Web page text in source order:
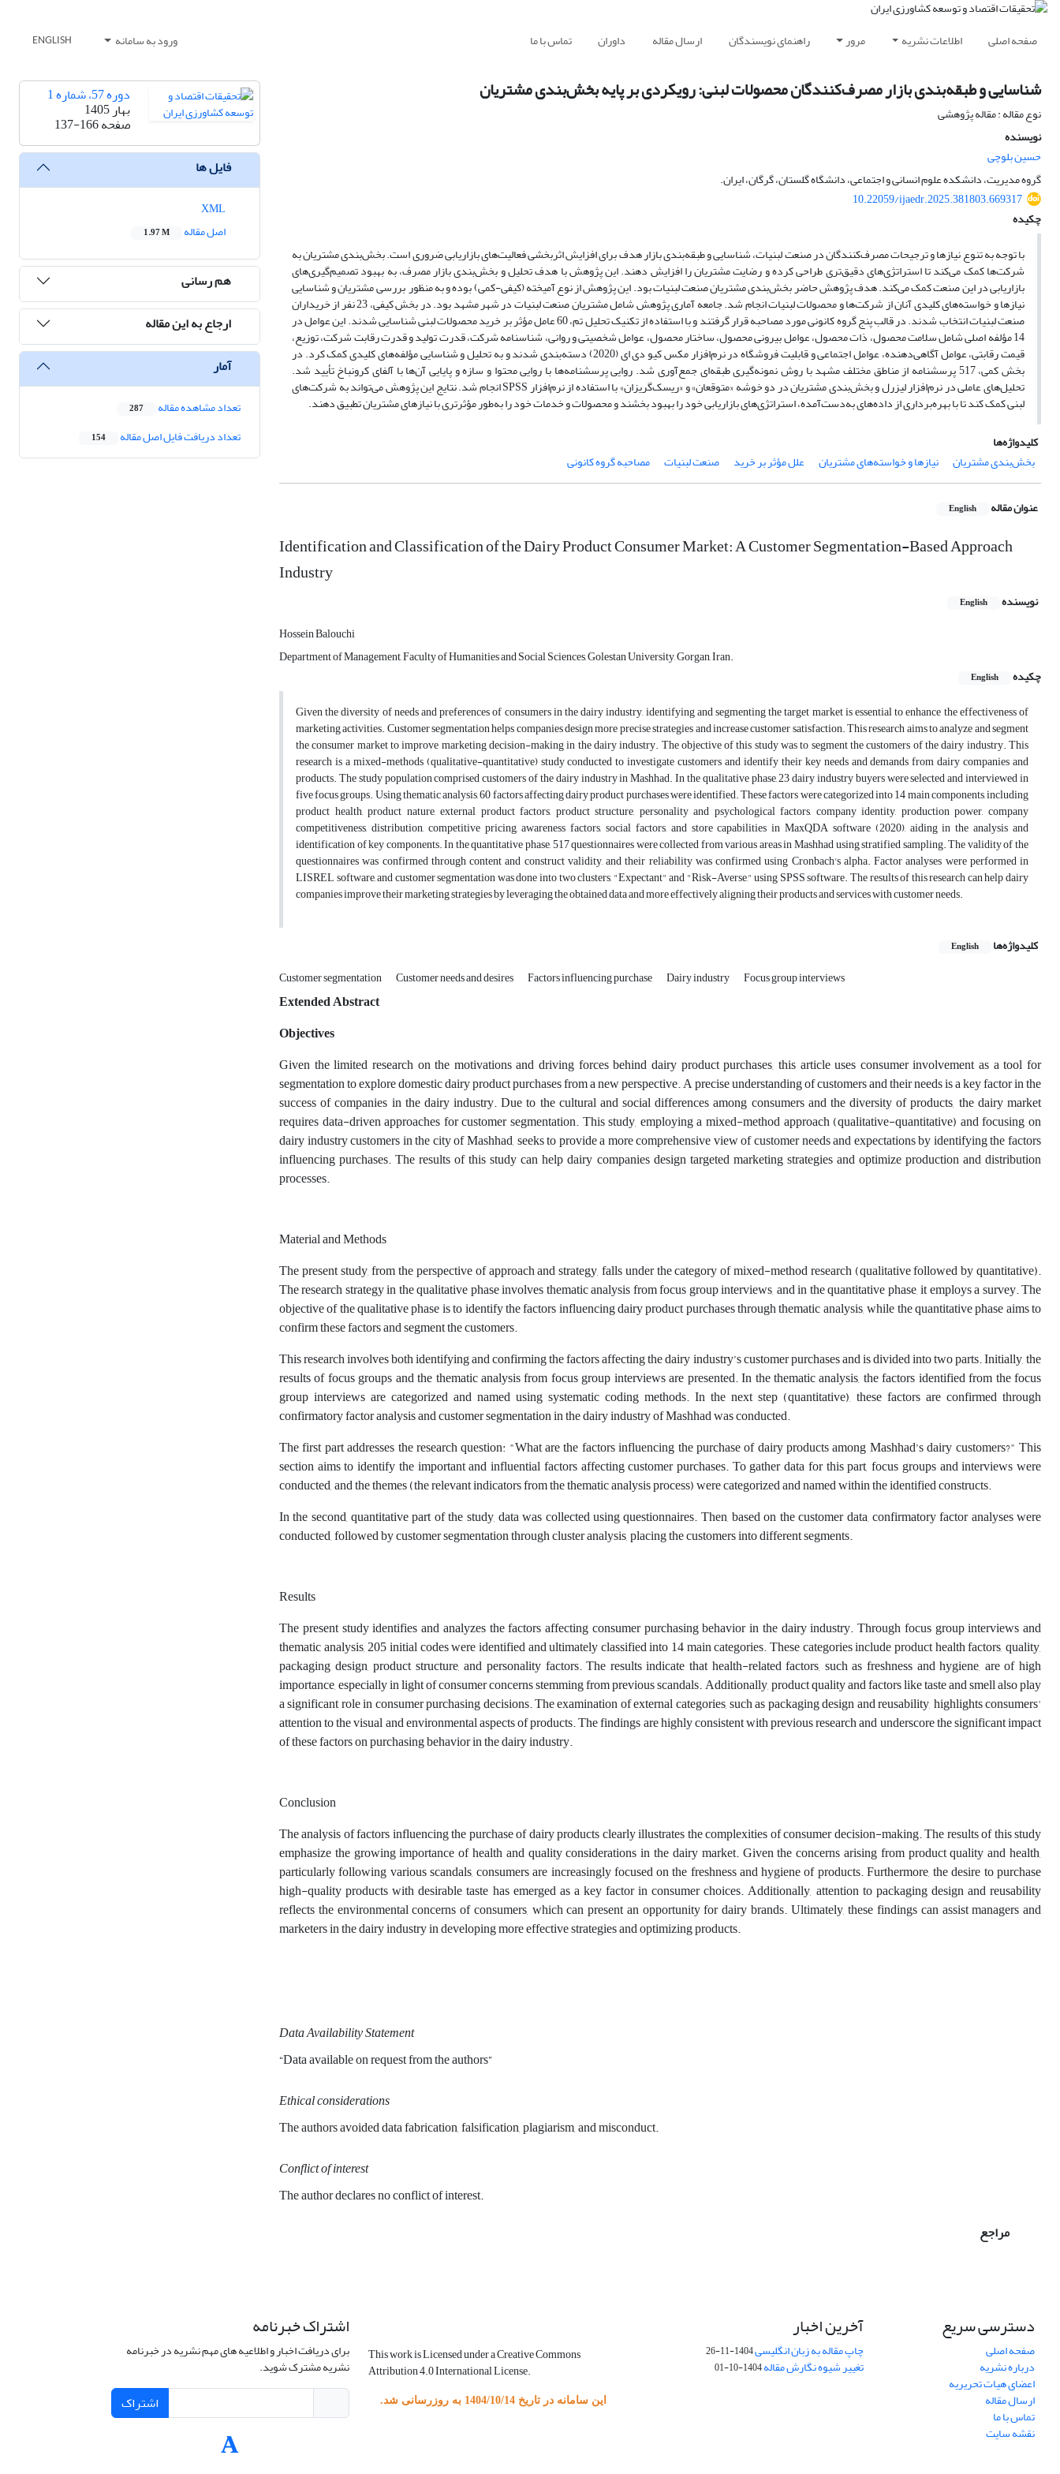
صفحه اصلی اطلاعات نشریه مرور راهنمای نویسندگان ارسال مقاله داوران تماس با ما ورود به سامانه ENGLISH
شناسایی و طبقه‌بندی بازار مصرف‌کنندگان محصولات لبنی: رویکردی بر پایه بخش‌بندی مشتریان
نوع مقاله : مقاله پژوهشی
نویسنده
حسین بلوچی
گروه مدیریت، دانشکده علوم انسانی و اجتماعی، دانشگاه گلستان، گرگان، ایران.
10.22059/ijaedr.2025.381803.669317
چکیده
با توجه به تنوع نیازها و ترجیحات مصرف‌کنندگان در صنعت لبنیات، شناسایی و طبقه‌بندی بازار هدف برای افزایش اثربخشی فعالیت‌های بازاریابی ضروری است. بخش‌بندی مشتریان به
شرکت‌ها کمک می‌کند تا استراتژی‌های دقیق‌تری طراحی کرده و رضایت مشتریان را افزایش دهند. این پژوهش با هدف تحلیل و بخش‌بندی بازار مصرف، به بهبود تصمیم‌گیری‌های
بازاریابی در این صنعت کمک می‌کند. هدف پژوهش حاضر بخش‌بندی مشتریان صنعت لبنیات بود. این پژوهش از نوع آمیخته (کیفی-کمی) بوده و به منظور بررسی مشتریان و شناسایی
نیازها و خواسته‌های کلیدی آنان از شرکت‌ها و محصولات لبنیات انجام شد. جامعه آماری پژوهش شامل مشتریان صنعت لبنیات در شهر مشهد بود. در بخش کیفی، 23 نفر از خریداران
صنعت لبنیات انتخاب شدند. در قالب پنج گروه کانونی مورد مصاحبه قرار گرفتند و با استفاده از تکنیک تحلیل تم، 60 عامل مؤثر بر خرید محصولات لبنی شناسایی شدند. این عوامل در
14 مؤلفه اصلی شامل سلامت محصول، ذات محصول، عوامل بیرونی محصول، ساختار محصول، عوامل شخصیتی و روانی، شناسنامه شرکت، قدرت تولید و قدرت رقابت شرکت، توزیع،
قیمت رقابتی، عوامل آگاهی‌دهنده، عوامل اجتماعی و قابلیت فروشگاه در نرم‌افزار مکس کیو دی ای (2020) دسته‌بندی شدند و به تحلیل و شناسایی مؤلفه‌های کلیدی کمک کرد. در
بخش کمی، 517 پرسشنامه از مناطق مختلف مشهد با روش نمونه‌گیری طبقه‌ای جمع‌آوری شد. روایی پرسشنامه‌ها با روایی محتوا و سازه و پایایی آن‌ها با آلفای کرونباخ تأیید شد.
تحلیل‌های عاملی در نرم‌افزار لیزرل و بخش‌بندی مشتریان در دو خوشه «متوقعان» و «ریسک‌گریزان» با استفاده از نرم‌افزار SPSS انجام شد. نتایج این پژوهش می‌تواند به شرکت‌های
لبنی کمک کند تا با بهره‌برداری از داده‌های به‌دست‌آمده، استراتژی‌های بازاریابی خود را بهبود بخشند و محصولات و خدمات خود را به‌طور مؤثرتری با نیازهای مشتریان تطبیق دهند.
کلیدواژه‌ها
بخش‌بندی مشتریان
نیازها و خواسته‌های مشتریان علل مؤثر بر خرید صنعت لبنیات مصاحبه گروه کانونی
عنوان مقاله English
Identification and Classification of the Dairy Product Consumer Market: A Customer Segmentation-Based Approach
Industry
نویسنده English
Hossein Balouchi
Department of Management, Faculty of Humanities and Social Sciences, Golestan University, Gorgan, Iran.
چکیده
English
Given the diversity of needs and preferences of consumers in the dairy industry, identifying and segmenting the target market is essential to enhance the effectiveness of
marketing activities. Customer segmentation helps companies design more precise strategies and increase customer satisfaction. This research aims to analyze and segment
the consumer market to improve marketing decision-making in the dairy industry. The objective of this study was to segment the customers of the dairy industry. This
research is a mixed-methods (qualitative-quantitative) study conducted to investigate customers and identify their key needs and demands from dairy companies and
products. The study population comprised customers of the dairy industry in Mashhad. In the qualitative phase, 23 dairy industry buyers were selected and interviewed in
five focus groups. Using thematic analysis, 60 factors affecting dairy product purchases were identified. These factors were categorized into 14 main components, including
product health, product nature, external product factors, product structure, personality and psychological factors, company identity, production power, company
competitiveness, distribution, competitive pricing, awareness factors, social factors, and store capabilities in MaxQDA software (2020), aiding in the analysis and
identification of key components. In the quantitative phase, 517 questionnaires were collected from various areas in Mashhad using stratified sampling. The validity of the
questionnaires was confirmed through content and construct validity, and their reliability was confirmed using Cronbach's alpha. Factor analyses were performed in
LISREL software, and customer segmentation was done into two clusters, "Expectant" and "Risk-Averse," using SPSS software. The results of this research can help dairy
companies improve their marketing strategies by leveraging the obtained data and more effectively aligning their products and services with customer needs.
کلیدواژه‌ها English
Customer segmentation Customer needs and desires Factors influencing purchase Dairy industry Focus group interviews
Extended Abstract
Objectives
Given the limited research on the motivations and driving forces behind dairy product purchases, this article uses consumer involvement as a tool for
segmentation to explore domestic dairy product purchases from a new perspective. A precise understanding of customers and their needs is a key factor in the
success of companies in the dairy industry. Due to the cultural and social differences among consumers and the diversity of products, the dairy market
requires data-driven approaches for customer segmentation. This study, employing a mixed-method approach (qualitative-quantitative) and focusing on
dairy industry customers in the city of Mashhad, seeks to provide a more comprehensive view of customer needs and expectations by identifying the factors
influencing purchases. The results of this study can help dairy companies design targeted marketing strategies and optimize production and distribution
processes.
Material and Methods
The present study, from the perspective of approach and strategy, falls under the category of mixed-method research (qualitative followed by quantitative).
The research strategy in the qualitative phase involves thematic analysis from focus group interviews, and in the quantitative phase, it employs a survey. The
objective of the qualitative phase is to identify the factors influencing dairy product purchases through thematic analysis, while the quantitative phase aims to
confirm these factors and segment the customers.
This research involves both identifying and confirming the factors affecting the dairy industry’s customer purchases and is divided into two parts. Initially, the
results of focus groups and the thematic analysis from focus group interviews are presented. In the thematic analysis, the factors identified from the focus
group interviews are categorized and named using systematic coding methods. In the next step (quantitative), these factors are confirmed through
confirmatory factor analysis and customer segmentation in the dairy industry of Mashhad was conducted.
The first part addresses the research question: "What are the factors influencing the purchase of dairy products among Mashhad’s dairy customers?" This
section aims to identify the important and influential factors affecting customer purchases. To gather data for this part, focus groups and interviews were
conducted, and the themes (the relevant indicators from the thematic analysis process) were categorized and named within the identified constructs.
In the second, quantitative part of the study, data was collected using questionnaires. Then, based on the customer data, confirmatory factor analyses were
conducted, followed by customer segmentation through cluster analysis, placing the customers into different segments.
Results
The present study identifies and analyzes the factors affecting consumer purchasing behavior in the dairy industry. Through focus group interviews and
thematic analysis, 205 initial codes were identified and ultimately classified into 14 main categories. These categories include product health factors, quality,
packaging design, product structure, and personality factors. The results indicate that health-related factors, such as freshness and hygiene, are of high
importance, especially in light of consumer concerns stemming from previous scandals. Additionally, product quality and factors like taste and smell also play
a significant role in consumer purchasing decisions. The examination of external categories, such as packaging design and reusability, highlights consumers'
attention to the visual and environmental aspects of products. The findings are highly consistent with previous research and underscore the significant impact
of these factors on purchasing behavior in the dairy industry.
Conclusion
The analysis of factors influencing the purchase of dairy products clearly illustrates the complexities of consumer decision-making. The results of this study
emphasize the growing importance of health and quality considerations in the dairy market. Given the concerns arising from product quality and health,
particularly following various scandals, consumers are increasingly focused on the freshness and hygiene of products. Furthermore, the desire to purchase
high-quality products with desirable taste has emerged as a key factor in consumer choices. Additionally, attention to packaging design and reusability
reflects the environmental concerns of consumers, which can present an opportunity for dairy brands. Ultimately, these findings can assist managers and
marketers in the dairy industry in developing more effective strategies and optimizing products.
Data Availability Statement
“Data available on request from the authors”
Ethical considerations
The authors avoided data fabrication, falsification, plagiarism, and misconduct.
Conflict of interest
The author declares no conflict of interest.
مراجع
دوره 57، شماره 1
بهار 1405
صفحه137-166
فایل ها
اصل مقاله
1.97 M
هم رسانی
ارجاع به این مقاله
آمار
تعداد مشاهده مقاله 287
تعداد دریافت فایل اصل مقاله 154
دسترسی سریع
صفحه اصلی
درباره نشریه
اعضای هیات تحریریه
ارسال مقاله
تماس با ما
نقشه سایت
آخرین اخبار
چاپ مقاله به زبان انگلیسی1404-11-26
تغییر شیوه نگارش مقاله1404-10-01
This work is Licensed under a Creative Commons
Attribution 4.0 International License.
این سامانه در تاریخ 1404/10/14 به روزرسانی شد.
اشتراک خبرنامه
برای دریافت اخبار و اطلاعیه های مهم نشریه در خبرنامه
نشریه مشترک شوید.
اشتراک